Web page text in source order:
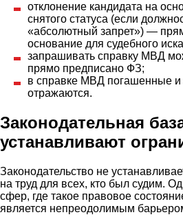
отклонение кандидата на
снятого статуса (если
«абсолютный запрет») —
основание для судебного
запрашивать справку МВД
прямо предписано ФЗ;
в справке МВД погашенные и
отражаются.
Законодательная
устанавливают
Законодательство не
на труд для всех, кто был судим.
сфер, где такое правовое
является непреодолимым